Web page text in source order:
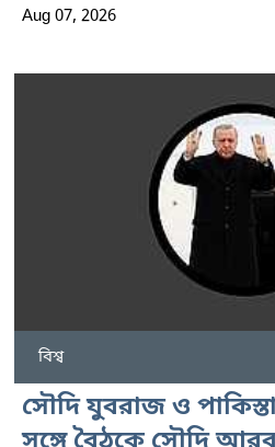
Aug 07, 2026
বিশ্ব
সৌদি যুবরাজ ও